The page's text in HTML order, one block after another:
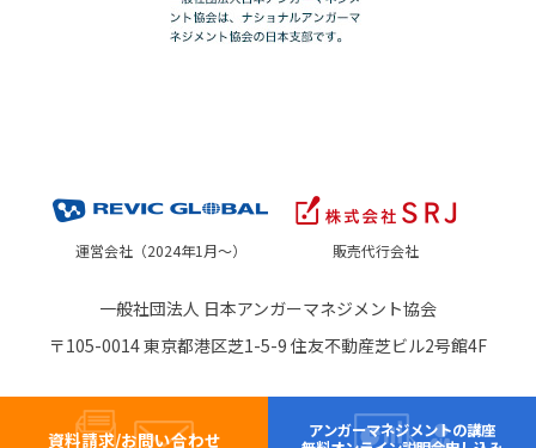
運営会社（2024年1月～） 販売代行会社
一般社団法人 日本アンガーマネジメント協会
〒105-0014 東京都港区芝1-5-9 住友不動産芝ビル2号館4F
資料請求/お問い合わせ
アンガーマネジメントの講座